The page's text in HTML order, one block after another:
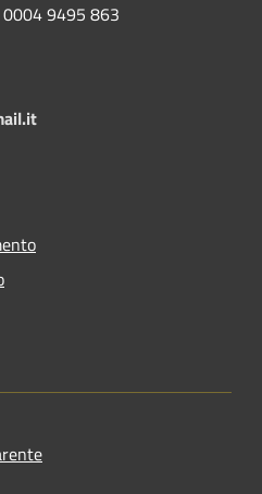
9495 863